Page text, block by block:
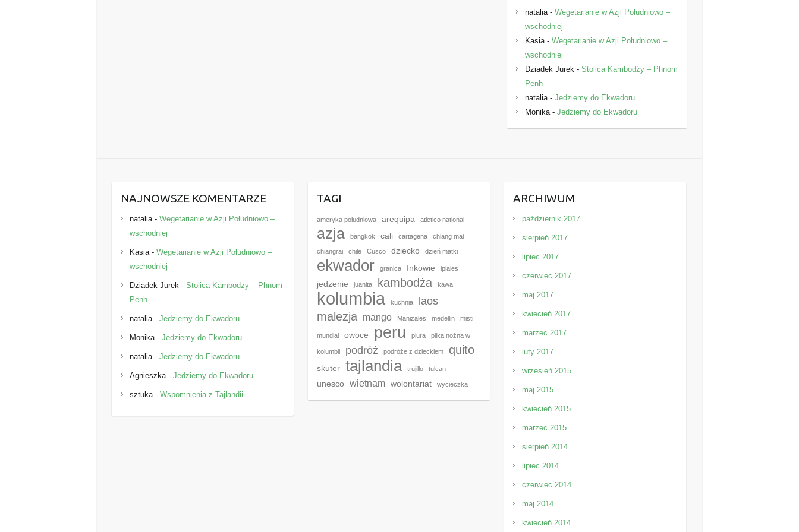
natalia- Wegetarianie w Azji Południowo –
wschodniej
Kasia- Wegetarianie w Azji Południowo –
wschodniej
Dziadek Jurek- Stolica Kambodży – Phnom
Penh
natalia- Jedziemy do Ekwadoru
Monika- Jedziemy do Ekwadoru
NAJNOWSZE KOMENTARZE
natalia-Wegetarianie w Azji Południowo –
wschodniej
Kasia-Wegetarianie w Azji Południowo –
wschodniej
Dziadek Jurek -Stolica Kambodży – Phnom
Penh
natalia-Jedziemy do Ekwadoru
Monika-Jedziemy do Ekwadoru
natalia-Jedziemy do Ekwadoru
Agnieszka-Jedziemy do Ekwadoru
sztuka-Wspomnienia z Tajlandii
TAGI
ameryka południowa arequipa atletico national
azja bangkok cali cartagena chiang mai
chiangrai chile Cusco dziecko dzień matki
ekwador granica Inkowie ipiales
jedzenie juanita kambodża kawa
kolumbia kuchnia laos
malezja mango Manizales medellin misti
mundial owoce peru piura piłka nożna w
kolumbii podróż podróże z dzieckiem quito
skuter tajlandia trujillo tulcan
unesco wietnam wolontariat wycieczka
ARCHIWUM
październik 2017
sierpień 2017
lipiec 2017
czerwiec 2017
maj 2017
kwiecień 2017
marzec 2017
luty 2017
wrzesień 2015
maj 2015
kwiecień 2015
marzec 2015
sierpień 2014
lipiec 2014
czerwiec 2014
maj 2014
kwiecień 2014